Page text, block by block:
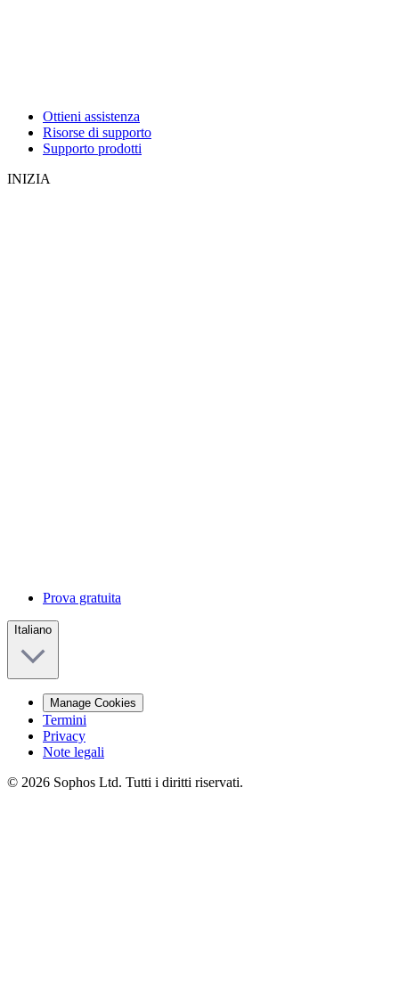
Ottieni assistenza
Risorse di supporto
Supporto prodotti
INIZIA
Prova gratuita
Italiano
Manage Cookies
Termini
Privacy
Note legali
© 2026 Sophos Ltd. Tutti i diritti riservati.